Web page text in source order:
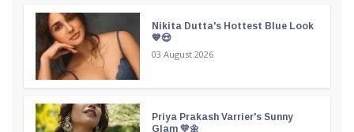
Nikita Dutta's Hottest Blue Look
💙😍
03 August 2026
Priya Prakash Varrier's Sunny
Glam 💛🌼